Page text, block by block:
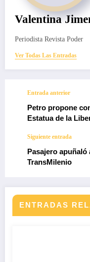
Valentina
Periodista Revista Poder
Ver Todas Las Entradas
Entrada anterior
Petro propone
Estatua de la
Siguiente entrada
Pasajero apuñaló
TransMilenio
ENTRADAS